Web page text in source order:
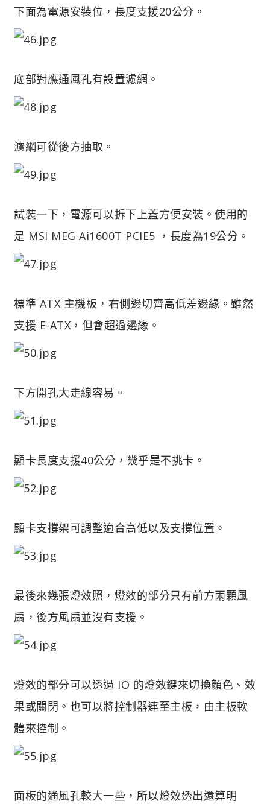
下面為電源安裝位，長度支援20公分。
底部對應通風孔有設置濾網。
濾網可從後方抽取。
試裝一下，電源可以拆下上蓋方便安裝。使用的
是 MSI MEG Ai1600T PCIE5 ，長度為19公分。
標準 ATX 主機板，右側邊切齊高低差邊緣。雖然
支援 E-ATX，但會超過邊緣。
下方開孔大走線容易。
顯卡長度支援40公分，幾乎是不挑卡。
顯卡支撐架可調整適合高低以及支撐位置。
最後來幾張燈效照，燈效的部分只有前方兩顆風
扇，後方風扇並沒有支援。
燈效的部分可以透過 IO 的燈效鍵來切換顏色、效
果或關閉。也可以將控制器連至主板，由主板軟
體來控制。
面板的通風孔較大一些，所以燈效透出還算明